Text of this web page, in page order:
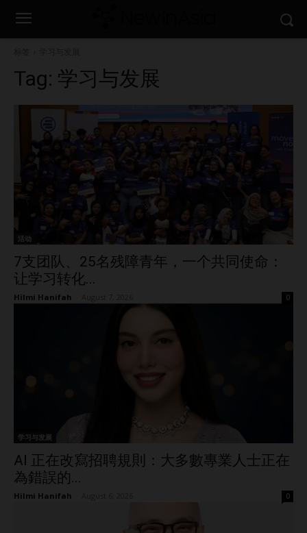
Tag: 学习与发展
活动
7支团队、25名残障青年，一个共同使命：
让学习转化...
Hilmi Hanifah 0
学习与发展
AI 正在改寫招聘規則：大多數專業人士正在
為錯誤的...
Hilmi Hanifah 0